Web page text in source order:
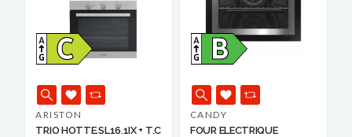
ARISTON
TRIO HOTTE.SL16.1IX + T.C
CANDY
FOUR ELECTRIQUE